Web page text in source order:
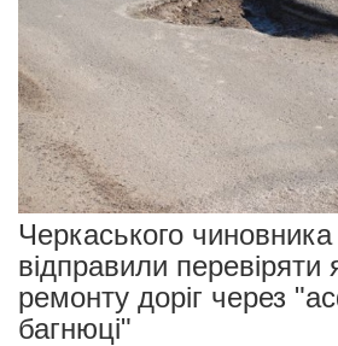
Черкаського чиновника
відправили перевіряти
ремонту доріг через
багнюці"